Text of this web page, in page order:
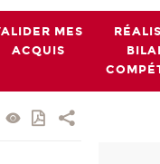
MES
ACQUIS